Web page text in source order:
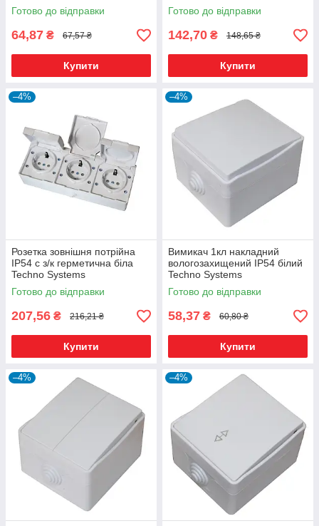
Готово до відправки
64,87 ₴ 67,57 ₴
Купити
Готово до відправки
142,70 ₴ 148,65 ₴
Купити
–4%
Розетка зовнішня потрійна
IP54 c з/к герметична біла
Techno Systems
Готово до відправки
207,56 ₴ 216,21 ₴
Купити
–4%
Вимикач 1кл накладний
вологозахищений IP54 білий
Techno Systems
Готово до відправки
58,37 ₴ 60,80 ₴
Купити
–4% –4%